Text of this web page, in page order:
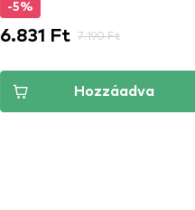
-5%
6.831 Ft 7.190 Ft
Hozzáadva